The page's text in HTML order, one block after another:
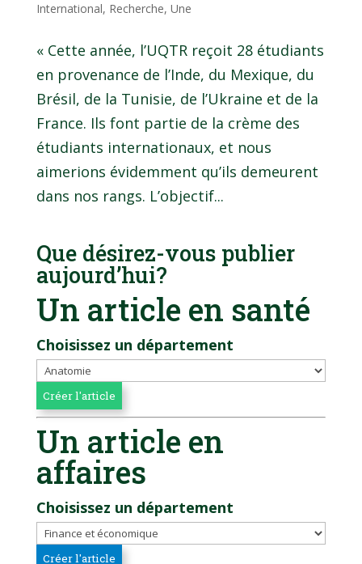
International, Recherche, Une
« Cette année, l’UQTR reçoit 28 étudiants
en provenance de l’Inde, du Mexique, du
Brésil, de la Tunisie, de l’Ukraine et de la
France. Ils font partie de la crème des
étudiants internationaux, et nous
aimerions évidemment qu’ils demeurent
dans nos rangs. L’objectif...
Que désirez-vous publier
aujourd’hui?
Un article en santé
Choisissez un département
Un article en
affaires
Choisissez un département